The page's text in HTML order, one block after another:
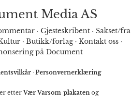
Media AS
· Gjesteskribent · Sakset/fra
· Butikk/forlag· Kontakt oss·
på Document
· Personvernerklæring
etterVær Varsom-plakatenog